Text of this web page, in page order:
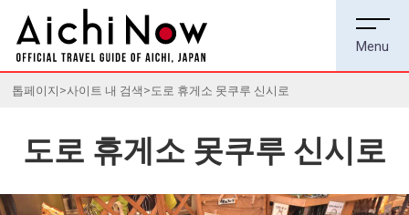
톱페이지 사이트 내 검색 도로 휴게소 못쿠루 신시로
도로 휴게소 못쿠루 신시로